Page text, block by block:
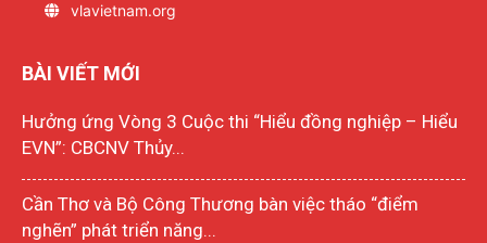
vlavietnam.org
BÀI VIẾT MỚI
Hưởng ứng Vòng 3 Cuộc thi “Hiểu đồng nghiệp – Hiểu
EVN”: CBCNV Thủy...
Cần Thơ và Bộ Công Thương bàn việc tháo “điểm
nghẽn” phát triển năng...